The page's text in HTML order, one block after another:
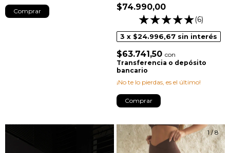
Comprar $74.990,00
(6)
3 x $24.996,67 sin interés
$63.741,50 con
Transferencia o depósito
bancario
¡No te lo pierdas, es el último!
Comprar
1/8